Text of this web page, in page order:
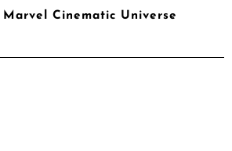
Cinematic Universe